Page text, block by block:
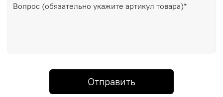
Отправить